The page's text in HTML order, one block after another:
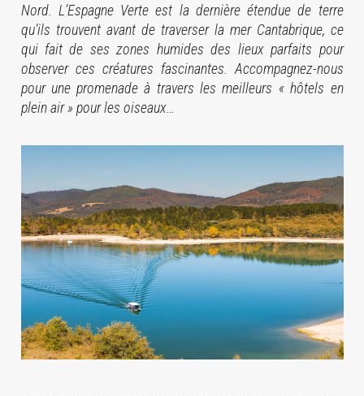
Nord. L’Espagne Verte est la dernière étendue de terre
qu’ils trouvent avant de traverser la mer Cantabrique, ce
qui fait de ses zones humides des lieux parfaits pour
observer ces créatures fascinantes. Accompagnez-nous
pour une promenade à travers les meilleurs « hôtels en
plein air » pour les oiseaux…